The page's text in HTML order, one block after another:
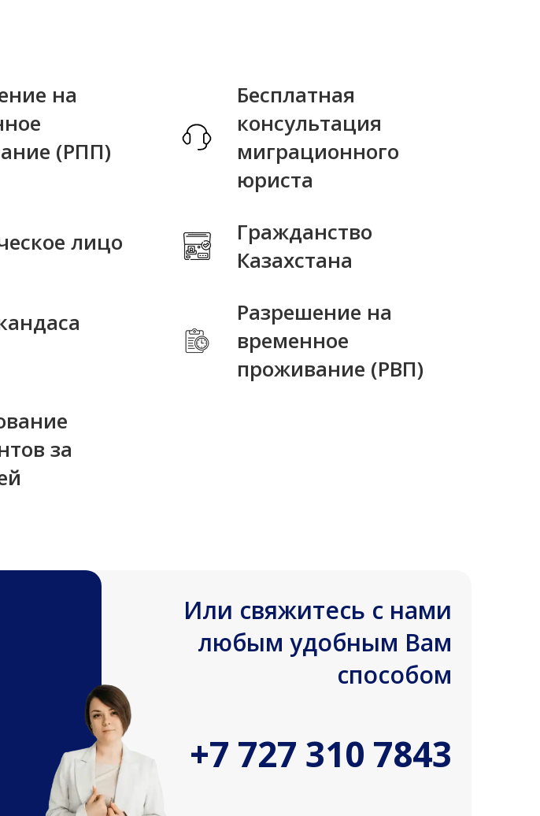
на
(РПП)
Бесплатная
консультация
миграционного
юриста
лицо
Гражданство
Казахстана
Разрешение на
временное
проживание (РВП)
за
Или свяжитесь с нами
любым удобным Вам
способом
+7 727 310 7843